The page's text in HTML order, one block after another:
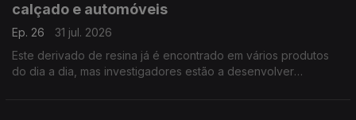
calçado e automóveis
Ep. 26
31 jul. 2026
Este derivado de resina já é encontrado em vários produtos
do dia a dia, mas investigadores estão a desenvolver